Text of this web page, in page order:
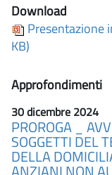
Download
Presentazione
KB)
Approfondimenti
30 dicembre 2024
PROROGA _
SOGGETTI DEL
DELLA